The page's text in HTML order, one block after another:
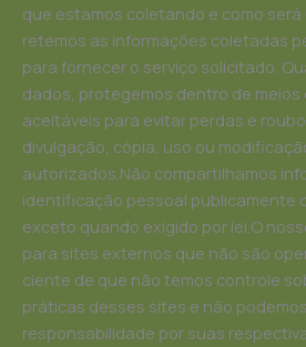
que estamos coletando e como
retemos as informações coletadas
para fornecer o serviço solicitado.
dados, protegemos dentro de meios
aceitáveis ​​para evitar perdas e
divulgação, cópia, uso ou
autorizados.Não compartilhamos
identificação pessoal publicamente
exceto quando exigido por lei.O
para sites externos que não são
ciente de que não temos controle
práticas desses sites e não
responsabilidade por suas